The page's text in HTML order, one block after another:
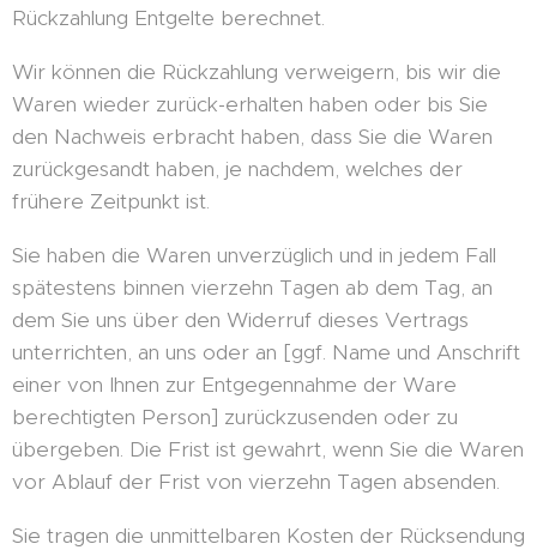
Rückzahlung Entgelte berechnet.
Wir können die Rückzahlung verweigern, bis wir die
Waren wieder zurück-erhalten haben oder bis Sie
den Nachweis erbracht haben, dass Sie die Waren
zurückgesandt haben, je nachdem, welches der
frühere Zeitpunkt ist.
Sie haben die Waren unverzüglich und in jedem Fall
spätestens binnen vierzehn Tagen ab dem Tag, an
dem Sie uns über den Widerruf dieses Vertrags
unterrichten, an uns oder an [ggf. Name und Anschrift
einer von Ihnen zur Entgegennahme der Ware
berechtigten Person] zurückzusenden oder zu
übergeben. Die Frist ist gewahrt, wenn Sie die Waren
vor Ablauf der Frist von vierzehn Tagen absenden.
Sie tragen die unmittelbaren Kosten der Rücksendung